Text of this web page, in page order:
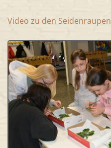
Video zu den Seidenraupen